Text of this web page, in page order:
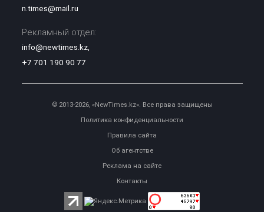
n.times@mail.ru
Рекламный отдел:
info@newtimes.kz,
+7 701 190 90 77
© 2013-2026, «NewTimes.kz». Все права защищены
Политика конфиденциальности
Правила сайта
Об агентстве
Реклама на сайте
Контакты